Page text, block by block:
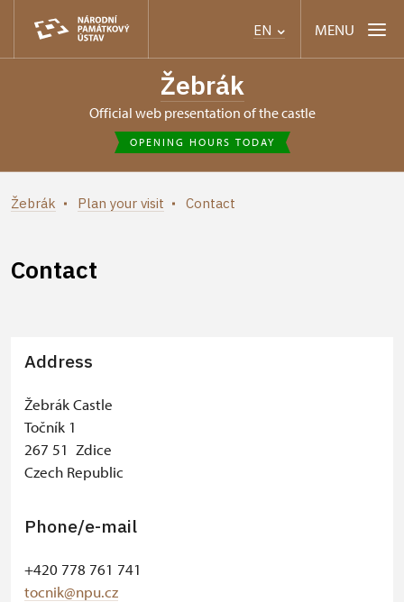
EN MENU
Žebrák
Official web presentation of the castle
OPENING HOURS TODAY
Žebrák Plan your visit Contact
Contact
Address
Žebrák Castle
Točník 1
267 51 Zdice
Czech Republic
Phone/e-mail
+420 778 761 741
tocnik@npu.cz